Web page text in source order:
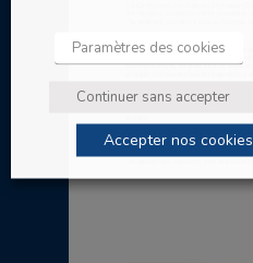
Paramètres des cookies
Continuer sans accepter
Accepter nos cookies